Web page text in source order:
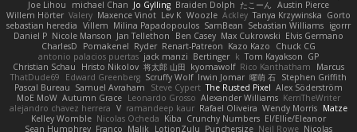
Joe Lihou
michael Chan Jo Gylling Braiden Dolph たこーん Austin Pierce
Willem Hörter Valery Maxence Vinot Lev K Woozle Ackley Tanya Krzywinska Gorto
sebastian heredia Villem Milina Papadopoulos SamBean Sebastian Williams igorrr
Daniel P Nicole Manson Jan Tellethon Ben Casey Max Cukrowski Elvis Germano
CharlesD
Pomakenel Ryder Renart-Patreon Kazo Kazo
Chuck CG
antonio palacios puertas jack manzi Bertinger k Tom Kayakson GP
Christian Schau
Hristo Nikolov 将太郎 山田 kyomawolf Rico Kanthatham
Marcus
ThatDude69
Edward Greenberg Scruffy Wolf Irwin Jomar 曜萌 石 Stephen Griffith
Pascal Bureau Samuel Avraham Steve Cypert The Rusted Pixel Alex Söderström
MoE MoW Autumn Grace Leonardo Grosso Alexander Williams KerriTheWriter
alejandro chavez herrera V ramandeep kaur Rafael Oliveira Wendy Morris Matze
Kelley Womble Nicolas Ocheda Kiba Crunchy Numbers El/Ellie/Eleanor
Sean Humphrey Franco Malik LotionZulu Punchersize Neil Rowe Nicolas